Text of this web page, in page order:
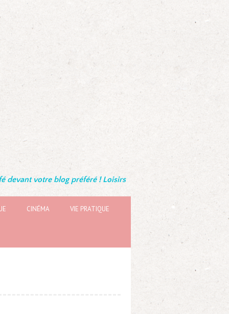
devant votre blog préféré ! Loisirs
CINÉMA VIE PRATIQUE